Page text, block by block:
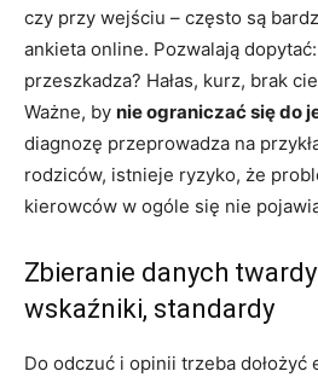
czy przy wejściu – często są
ankieta online. Pozwalają
przeszkadza? Hałas, kurz, brak
Ważne, by nie ograniczać się do
diagnozę przeprowadza na
rodziców, istnieje ryzyko, że
kierowców w ogóle się nie
Zbieranie danych
wskaźniki, standardy
Do odczuć i opinii trzeba dołożyć